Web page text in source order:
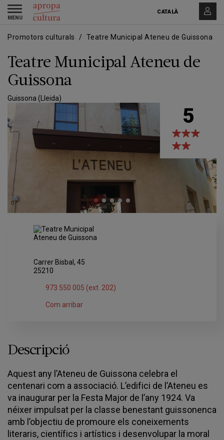
Vés
contingut
Skip
main
CATALÀ
Toggle
navigation
Promotors culturals Teatre Municipal Ateneu de Guissona
Teatre Municipal Ateneu de
Guissona
Guissona (Lleida)
5
Carrer Bisbal, 45
25210
973 550 005 (ext. 202)
Com arribar
Descripció
Aquest any l’Ateneu de Guissona celebra el
centenari com a associació. L’edifici de l’Ateneu es
va inaugurar per la Festa Major de l’any 1924. Va
néixer impulsat per la classe benestant guissonenca
amb l’objectiu de promoure els coneixements
literaris, científics i artístics i desenvolupar la moral